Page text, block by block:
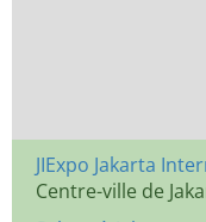
JIExpo Jakarta
Centre-ville de